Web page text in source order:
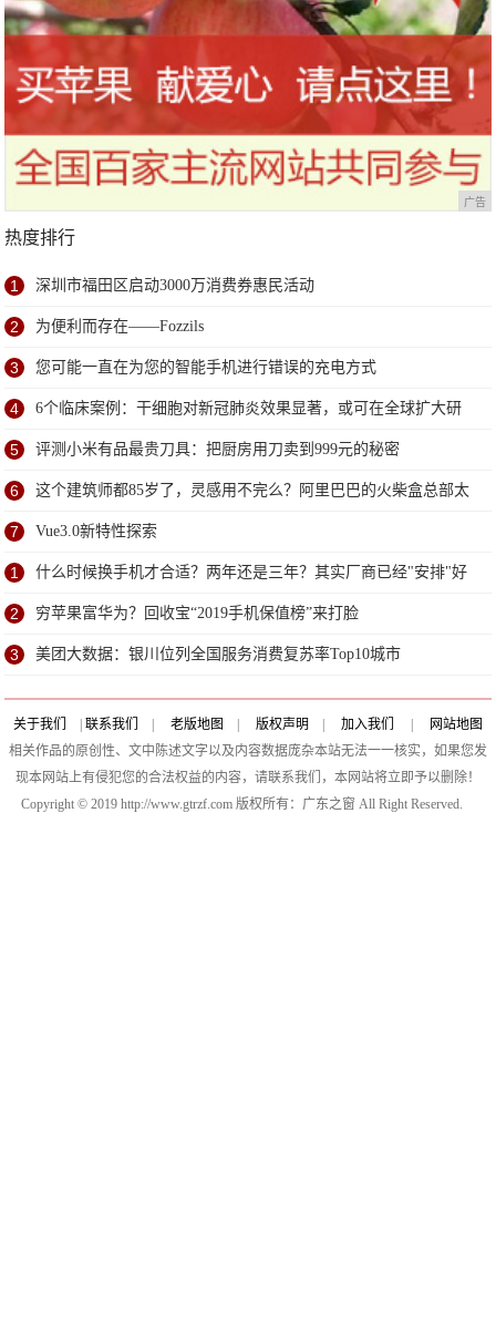
广告
热度排行
1 深圳市福田区启动3000万消费券惠民活动
2 为便利而存在——Fozzils
3 您可能一直在为您的智能手机进行错误的充电方式
4 6个临床案例：干细胞对新冠肺炎效果显著，或可在全球扩大研
究
5 评测小米有品最贵刀具：把厨房用刀卖到999元的秘密
6 这个建筑师都85岁了，灵感用不完么？阿里巴巴的火柴盒总部太
赞了
7 Vue3.0新特性探索
1 什么时候换手机才合适？两年还是三年？其实厂商已经"安排"好
了
2 穷苹果富华为？回收宝“2019手机保值榜”来打脸
3 美团大数据：银川位列全国服务消费复苏率Top10城市
关于我们 联系我们 老版地图 版权声明 加入我们
网站地图
相关作品的原创性、文中陈述文字以及内容数据庞杂本站无法一一核实，如果您发
现本网站上有侵犯您的合法权益的内容，请联系我们，本网站将立即予以删除！
Copyright © 2019 http://www.gtrzf.com 版权所有：广东之窗 All Right Reserved.